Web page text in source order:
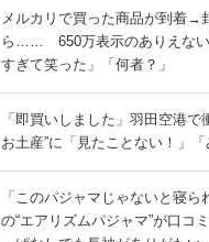
メルカリで買った商品が到着→
ら…… 650万表示のありえない
すぎて笑った」「何者？」
「即買いしました」羽田空港で
お土産”に「見たことない！」「
「このパジャマじゃないと寝
の“エアリズムパジャマ”が口